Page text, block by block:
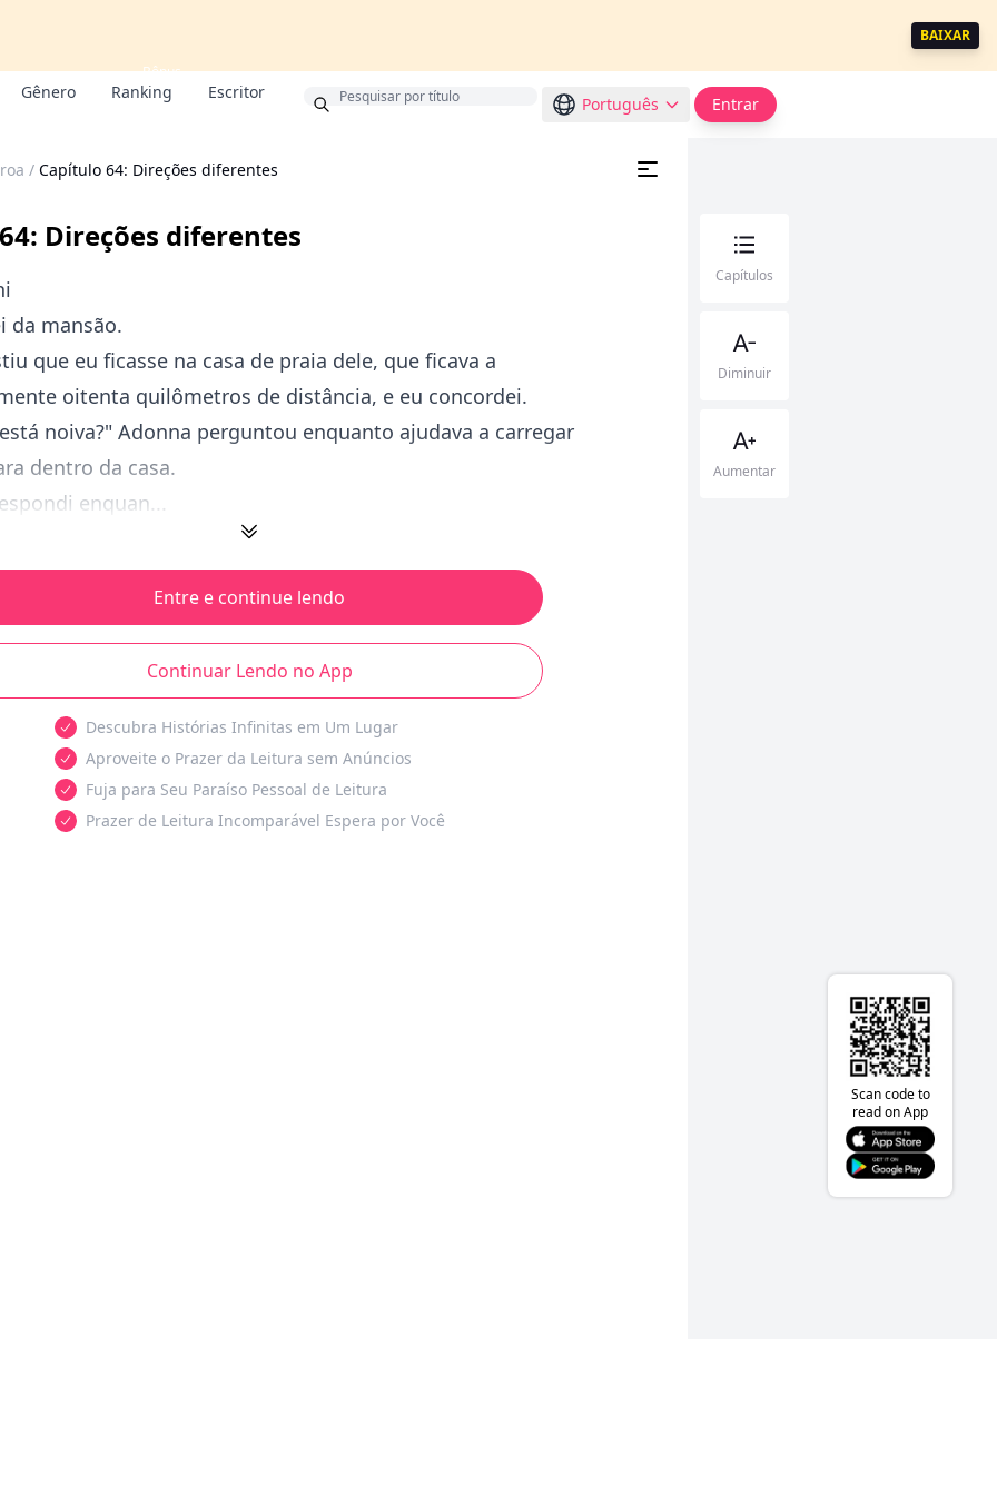
BAIXAR
Gênero Ranking Escritor
Bônus
Português Entrar
/ Capítulo 64: Direções diferentes
Direções diferentes
da mansão.
que eu ficasse na casa de praia dele, que ficava a
oitenta quilômetros de distância, e eu concordei.
noiva?" Adonna perguntou enquanto ajudava a carregar
dentro da casa.
enquan...
Entre e continue lendo
Continuar Lendo no App
Descubra Histórias Infinitas em Um Lugar
Aproveite o Prazer da Leitura sem Anúncios
Fuja para Seu Paraíso Pessoal de Leitura
Prazer de Leitura Incomparável Espera por Você
Capítulos
Diminuir
Aumentar
Scan code to
read on App